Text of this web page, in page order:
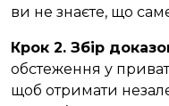
ви не знаєте, що
Крок 2. Збір
обстеження у
щоб отримати